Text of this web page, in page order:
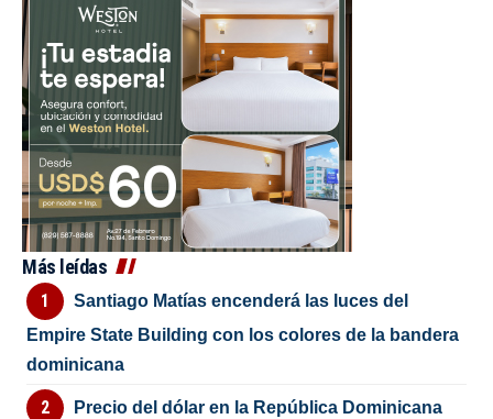
Más leídas
Santiago Matías encenderá las luces del
Empire State Building con los colores de la bandera
dominicana
Precio del dólar en la República Dominicana